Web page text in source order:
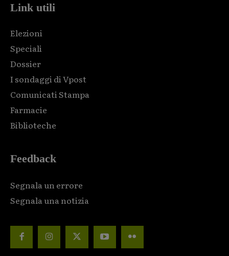
Link utili
Elezioni
Speciali
Dossier
I sondaggi di Vpost
Comunicati Stampa
Farmacie
Biblioteche
Feedback
Segnala un errore
Segnala una notizia